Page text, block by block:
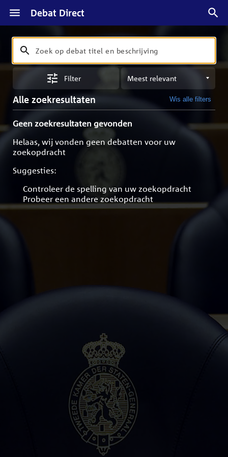
Debat Direct
Zoeken
Zoek
op
en
beschrijving
Filter
Sorteren
op
meest
Alle zoekresultaten Wis alle filters
Geen zoekresultaten gevonden
Helaas, wij vonden geen debatten voor uw
zoekopdracht
Suggesties:
Controleer de spelling van uw zoekopdracht
Probeer een andere zoekopdracht